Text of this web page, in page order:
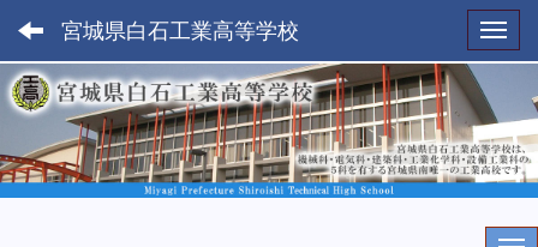
宮城県白石工業高等学校